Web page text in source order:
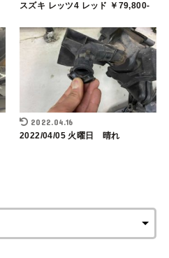
スズキ レッツ4 レッド ￥79,800-
2022.04.16
2022/04/05 火曜日 晴れ